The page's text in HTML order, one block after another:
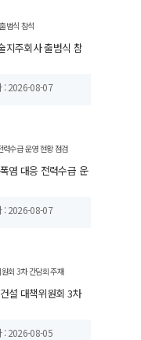
지주회사 출범식 참
: 2026-08-07
염 대응 전력수급 운
: 2026-08-07
설 대책위원회 3차
: 2026-08-05